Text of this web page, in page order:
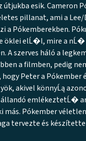
útjukba esik. Cameron
pillanat, ami a
a Pókemberekben.
öklei elĹ�l, mire a nĹ�
A szerves háló a
a filmben, pedig
Peter a Pókember
akivel könnyĹą
emlékeztetĹ�
más. Pókember
tervezte és készítette